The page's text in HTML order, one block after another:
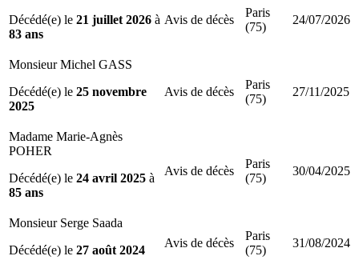
Décédé(e) le 21 juillet 2026 à
83 ans
Avis de décès
Paris
(75)
24/07/2026
Monsieur Michel GASS
Décédé(e) le 25 novembre
2025
Avis de décès
Paris
(75)
27/11/2025
Madame Marie-Agnès
POHER
Décédé(e) le 24 avril 2025 à
85 ans
Avis de décès
Paris
(75)
30/04/2025
Monsieur Serge Saada
Décédé(e) le 27 août 2024
Avis de décès
Paris
(75)
31/08/2024